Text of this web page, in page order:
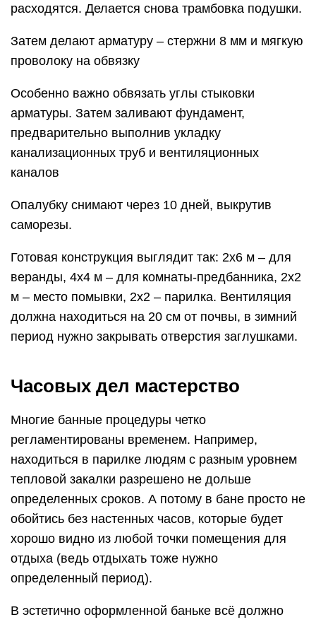
расходятся. Делается снова трамбовка подушки.
Затем делают арматуру – стержни 8 мм и мягкую
проволоку на обвязку
Особенно важно обвязать углы стыковки
арматуры. Затем заливают фундамент,
предварительно выполнив укладку
канализационных труб и вентиляционных
каналов
Опалубку снимают через 10 дней, выкрутив
саморезы.
Готовая конструкция выглядит так: 2х6 м – для
веранды, 4х4 м – для комнаты-предбанника, 2х2
м – место помывки, 2х2 – парилка. Вентиляция
должна находиться на 20 см от почвы, в зимний
период нужно закрывать отверстия заглушками.
Часовых дел мастерство
Многие банные процедуры четко
регламентированы временем. Например,
находиться в парилке людям с разным уровнем
тепловой закалки разрешено не дольше
определенных сроков. А потому в бане просто не
обойтись без настенных часов, которые будет
хорошо видно из любой точки помещения для
отдыха (ведь отдыхать тоже нужно
определенный период).
В эстетично оформленной баньке всё должно